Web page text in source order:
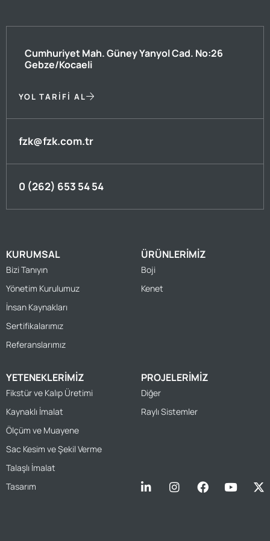
Cumhuriyet Mah. Güney Yanyol Cad. No:26
Gebze/Kocaeli
YOL TARIFI AL
fzk@fzk.com.tr
0 (262) 653 54 54
KURUMSAL
Bizi Tanıyın
Yönetim Kurulumuz
İnsan Kaynakları
Sertifikalarımız
Referanslarımız
ÜRÜNLERIMIZ
Boji
Kenet
YETENEKLERIMIZ
Fikstür ve Kalıp Üretimi
Kaynaklı İmalat
Ölçüm ve Muayene
Sac Kesim ve Şekil Verme
Talaşlı İmalat
Tasarım
PROJELERIMIZ
Diğer
Raylı Sistemler